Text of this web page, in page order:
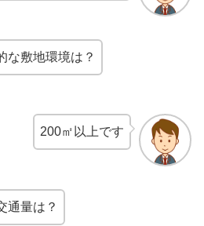
な敷地環境は？
200㎡以上です
通量は？